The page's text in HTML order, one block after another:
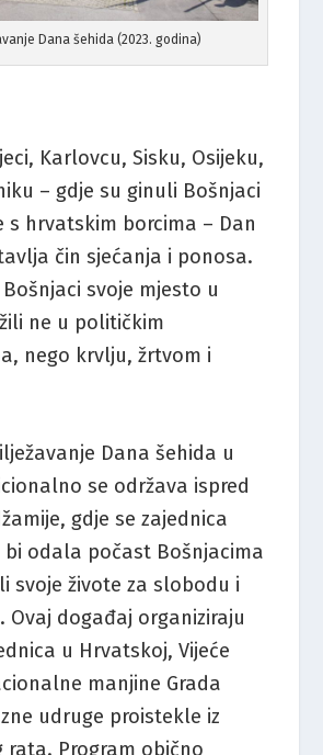
Dana šehida (2023. godina)
Karlovcu, Sisku, Osijeku,
– gdje su ginuli Bošnjaci
s hrvatskim borcima – Dan
čin sjećanja i ponosa.
svoje mjesto u
ne u političkim
nego krvlju, žrtvom i
Dana šehida u
se održava ispred
gdje se zajednica
odala počast Bošnjacima
svoje živote za slobodu i
Ovaj događaj organiziraju
u Hrvatskoj, Vijeće
manjine Grada
udruge proistekle iz
rata. Program obično